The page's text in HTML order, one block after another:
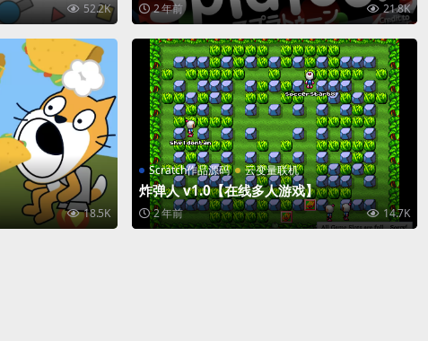
52.2K 2 年前 21.8K
18.5K
Scratch作品源码 云变量联机
炸弹人 v1.0【在线多人游戏】
2 年前 14.7K